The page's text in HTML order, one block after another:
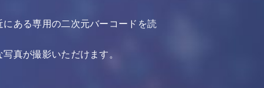
ある専用の二次元バーコードを読
真が撮影いただけます。